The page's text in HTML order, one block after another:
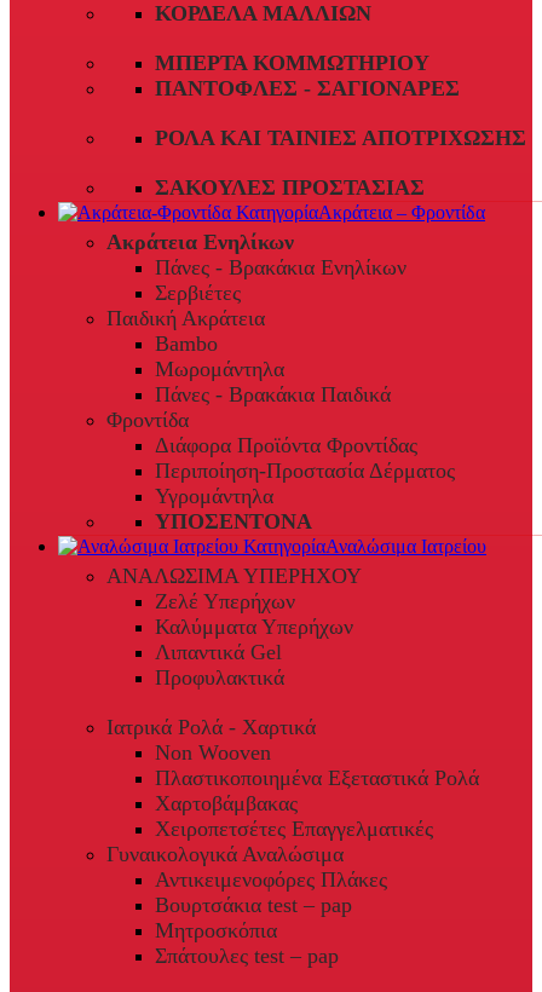
ΚΟΡΔΈΛΑ ΜΑΛΛΙΏΝ
ΜΠΈΡΤΑ ΚΟΜΜΩΤΗΡΊΟΥ
ΠΑΝΤΌΦΛΕΣ - ΣΑΓΙΟΝΆΡΕΣ
ΡΟΛΆ ΚΑΙ ΤΑΙΝΊΕΣ ΑΠΟΤΡΊΧΩΣΗΣ
ΣΑΚΟΎΛΕΣ ΠΡΟΣΤΑΣΊΑΣ
Ακράτεια – Φροντίδα
Ακράτεια Ενηλίκων
Πάνες - Βρακάκια Ενηλίκων
Σερβιέτες
Παιδική Ακράτεια
Bambo
Μωρομάντηλα
Πάνες - Βρακάκια Παιδικά
Φροντίδα
Διάφορα Προϊόντα Φροντίδας
Περιποίηση-Προστασία Δέρματος
Υγρομάντηλα
ΥΠΟΣΕΝΤΟΝΑ
Αναλώσιμα Ιατρείου
ΑΝΑΛΩΣΙΜΑ ΥΠΕΡΗΧΟΥ
Ζελέ Υπερήχων
Καλύμματα Υπερήχων
Λιπαντικά Gel
Προφυλακτικά
Ιατρικά Ρολά - Χαρτικά
Non Wooven
Πλαστικοποιημένα Εξεταστικά Ρολά
Χαρτοβάμβακας
Χειροπετσέτες Επαγγελματικές
Γυναικολογικά Αναλώσιμα
Αντικειμενοφόρες Πλάκες
Βουρτσάκια test – pap
Μητροσκόπια
Σπάτουλες test – pap